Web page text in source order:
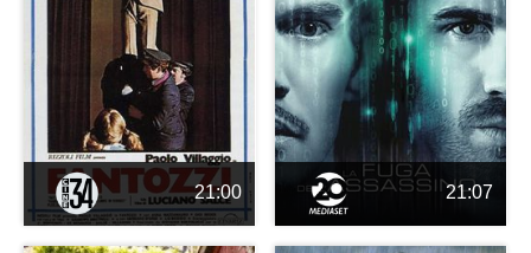
21:00 21:07